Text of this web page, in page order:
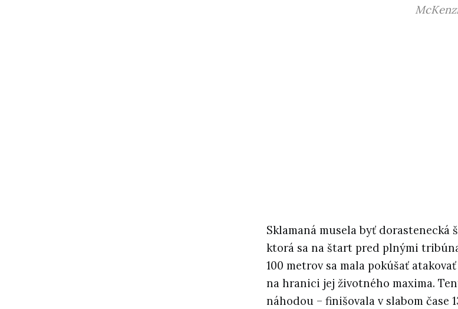
Sklamaná musela byť dorastenecká
ktorá sa na štart pred plnými
100 metrov sa mala pokúšať
na hranici jej životného maxima.
náhodou – finišovala v slabom čase